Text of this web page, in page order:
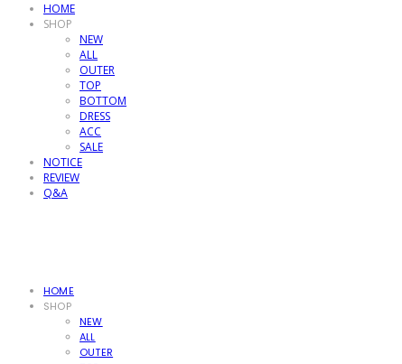
HOME
SHOP
NEW
ALL
OUTER
TOP
BOTTOM
DRESS
ACC
SALE
NOTICE
REVIEW
Q&A
HOME
SHOP
NEW
ALL
OUTER